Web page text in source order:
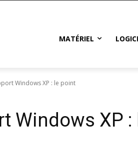
MATÉRIEL
Windows XP : le point
Windows XP